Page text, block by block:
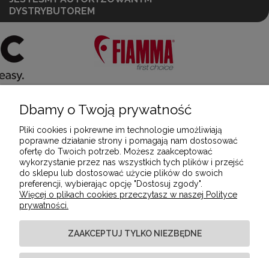
DYSTRYBUTOREM
POMOC
MOJE KONTO
PŁATNOŚCI I DOSTAWA
INFORMACJE
Dbamy o Twoją prywatność
Pliki cookies i pokrewne im technologie umożliwiają
poprawne działanie strony i pomagają nam dostosować
ofertę do Twoich potrzeb. Możesz zaakceptować
wykorzystanie przez nas wszystkich tych plików i przejść
do sklepu lub dostosować użycie plików do swoich
preferencji, wybierając opcję "Dostosuj zgody".
Więcej o plikach cookies przeczytasz w naszej Polityce
prywatności.
ZAAKCEPTUJ TYLKO NIEZBĘDNE